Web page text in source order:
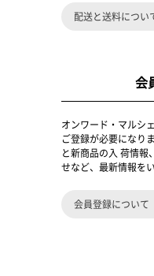
配送と送料につい
会
オンワード・マルシ
ご登録が必要になり
と新商品の入 荷情報
せなど、最新情報を
会員登録について